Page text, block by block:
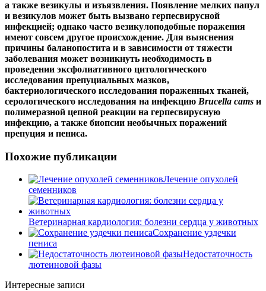
а также везикулы и изъязвления. Появление мелких папул
и везикулов может быть вызвано герпесвирусной
инфекцией; однако часто везикулоподобные поражения
имеют совсем другое происхождение. Для выяснения
причины баланопостита и в зависимости от тяжести
заболевания может возникнуть необходимость в
проведении эксфолиативного цитологического
исследования препуциальных мазков,
бактериологического исследования пораженных тканей,
серологического исследования на инфекцию Brucella cams и
полимеразной цепной реакции на герпесвирусную
инфекцию, а также биопсии необычных поражений
препуция и пениса.
Похожие публикации
Лечение опухолей
семенников
Ветеринарная кардиология: болезни сердца у животных
Сохранение уздечки
пениса
Недостаточность
лютеиновой фазы
Интересные записи